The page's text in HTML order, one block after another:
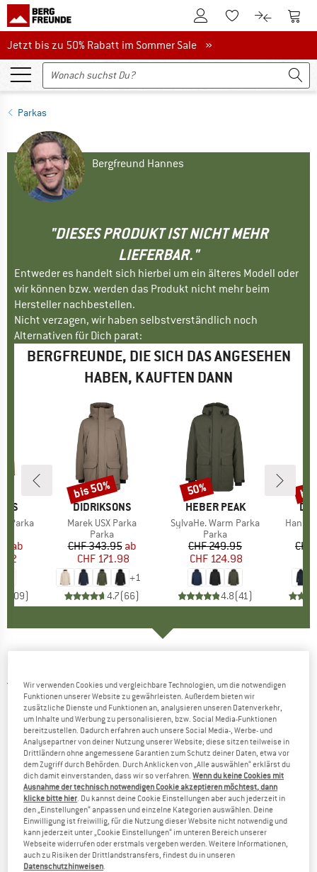
Zum KundenkontoZum Merkzettel.
Zum Zum
Jetzt bis zu 50% Rabatt im Sommer Sale
Jetzt bis zu 50% Rabatt im Sommer Sale »
Parkas
Bergfreund Hannes
"DIESES PRODUKT IST NICHT MEHR
LIEFERBAR."
Entweder es handelt sich hierbei um ein älteres Modell oder
wir können bzw. werden das Produkt nicht mehr beim
Hersteller nachbestellen.
Nicht verzagen, wir haben selbstverständlich noch
Alternativen für Dich parat:
BERGFREUNDE, DIE SICH DAS ANGESEHEN
HABEN, KAUFTEN DANN
Parka
Preis
ab
109)
MARKE
DIDRIKSONS
Artikel
Marek USX Parka
Produktgruppe
Parka
Preis
CHF 343.95reduzierter Preis
ab
CHF 171.98
+1
4.7(66)
Rabatt
bis 50%
MARKE
HEBER PEAK
Artikel
SylvaHe. Warm Parka
Produktgruppe
Parka
Preis
CHF 249.95reduzierter Preis
CHF 124.98
4.8(41)
Rabatt
50%
Artikel
Hani
5,0(2)
Wir verwenden Cookies und vergleichbare Technologien, um die notwendigen
Funktionen unserer Website zu gewährleisten. Außerdem bieten wir
zusätzliche Dienste und Funktionen an, analysieren unseren Datenverkehr,
um Inhalte und Werbung zu personalisieren, bzw. Social Media-Funktionen
bereitzustellen. Dadurch erfahren auch unsere Social Media-, Werbe- und
Analysepartner von deiner Nutzung unserer Website; diese sitzen teilweise in
Drittländern ohne angemessene Garantien zum Schutz deiner Daten, etwa vor
dem Zugriff durch Behörden. Durch Anklicken von „Alle auswählen“ erklärst du
dich damit einverstanden, dass wir so verfahren.Wenn du keine Cookies mit
Ausnahme der technisch notwendigen Cookie akzeptieren möchtest, dann
klicke bitte hier. Du kannst deine Cookie Einstellungen aber auch jederzeit in
den „Einstellungen“ anpassen und einzelne Kategorien auswählen. Deine
Einwilligung ist freiwillig, für die Nutzung dieser Website nicht notwendig und
kann jederzeit unter „Cookie Einstellungen“ im unteren Bereich unserer
Webseite widerrufen oder erstmals vergeben werden. Weitere Informationen,
auch zu Risiken der Drittlandstransfers, findest du in unseren
Datenschutzhinweisen.